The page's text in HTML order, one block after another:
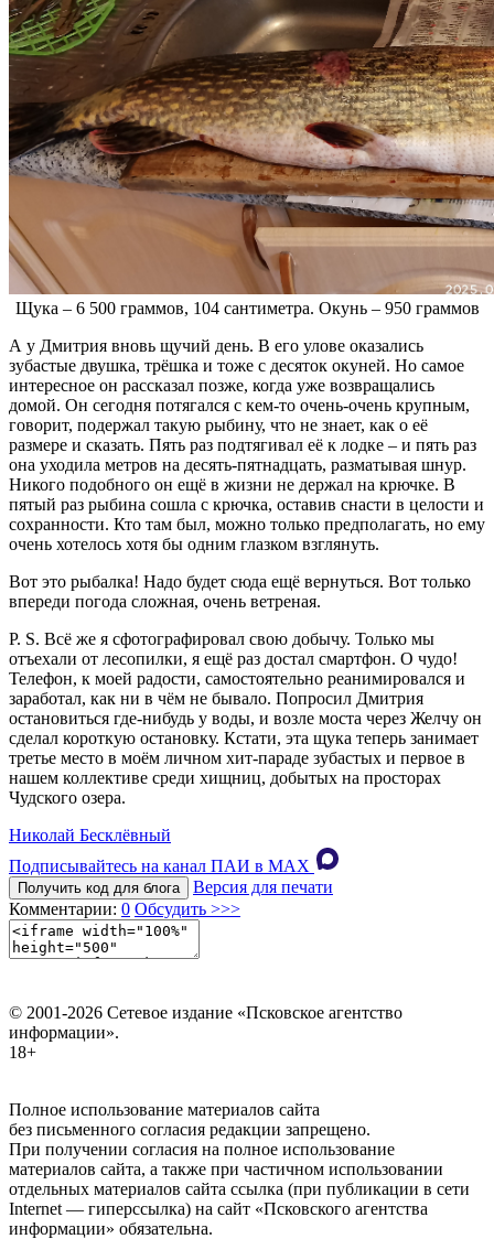
Щука – 6 500 граммов, 104 сантиметра. Окунь – 950 граммов
А у Дмитрия вновь щучий день. В его улове оказались
зубастые двушка, трёшка и тоже с десяток окуней. Но самое
интересное он рассказал позже, когда уже возвращались
домой. Он сегодня потягался с кем-то очень-очень крупным,
говорит, подержал такую рыбину, что не знает, как о её
размере и сказать. Пять раз подтягивал её к лодке – и пять раз
она уходила метров на десять-пятнадцать, разматывая шнур.
Никого подобного он ещё в жизни не держал на крючке. В
пятый раз рыбина сошла с крючка, оставив снасти в целости и
сохранности. Кто там был, можно только предполагать, но ему
очень хотелось хотя бы одним глазком взглянуть.
Вот это рыбалка! Надо будет сюда ещё вернуться. Вот только
впереди погода сложная, очень ветреная.
P. S. Всё же я сфотографировал свою добычу. Только мы
отъехали от лесопилки, я ещё раз достал смартфон. О чудо!
Телефон, к моей радости, самостоятельно реанимировался и
заработал, как ни в чём не бывало. Попросил Дмитрия
остановиться где-нибудь у воды, и возле моста через Желчу он
сделал короткую остановку. Кстати, эта щука теперь занимает
третье место в моём личном хит-параде зубастых и первое в
нашем коллективе среди хищниц, добытых на просторах
Чудского озера.
Николай Бесклёвный
Подписывайтесь на канал ПАИ в MAХ
Получить код для блога
Версия для печати
Комментарии: 0 Обсудить >>>
© 2001-2026 Сетевое издание «Псковское агентство
информации».
18+
Полное использование материалов сайта
без письменного согласия редакции запрещено.
При получении согласия на полное использование
материалов сайта, а также при частичном использовании
отдельных материалов сайта ссылка (при публикации в сети
Internet — гиперссылка) на сайт «Псковского агентства
информации» обязательна.